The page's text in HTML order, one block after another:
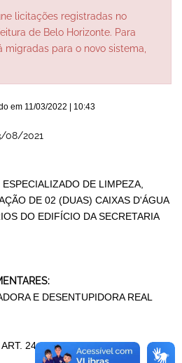
licitações registradas no
de Belo Horizonte. Para
para o novo sistema,
em 11/03/2022 | 10:43
08/2021
DE LIMPEZA,
DE 02 (DUAS) CAIXAS D'ÁGUA
DO EDIFÍCIO DA SECRETARIA
E DESENTUPIDORA REAL
24, II, LEI 8.666/93.